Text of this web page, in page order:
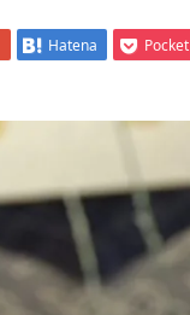
Hatena Pocket